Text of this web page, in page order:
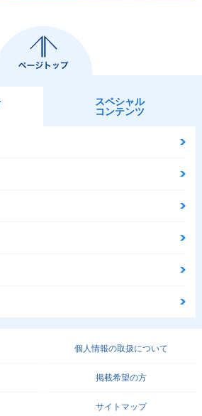
スペシャル
コンテンツ
個人情報の取扱について
掲載希望の方
サイトマップ